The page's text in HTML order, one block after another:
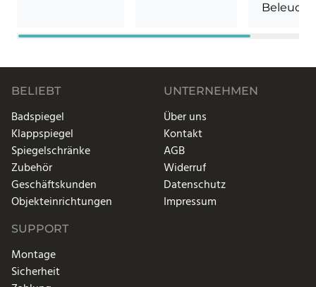
BELIEBT
Badspiegel
Klappspiegel
Spiegelschränke
Zubehör
Geschäftskunden
Objekteinrichtungen
UNTERNEHMEN
Über uns
Kontakt
AGB
Widerruf
Datenschutz
Impressum
SUPPORT
Montage
Sicherheit